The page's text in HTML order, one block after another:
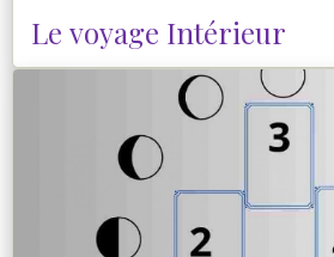
Le voyage Intérieur